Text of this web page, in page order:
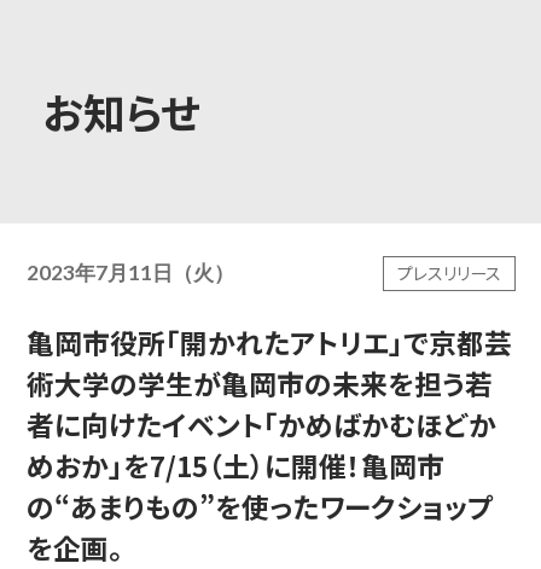
教育・社会連携
学生生活・就職
お知らせ
2023年7月11日（火） プレスリリース
亀岡市役所「開かれたアトリエ」で京都芸
術大学の学生が亀岡市の未来を担う若
者に向けたイベント「かめばかむほどか
めおか」を7/15（土）に開催！亀岡市
の“あまりもの”を使ったワークショップ
を企画。